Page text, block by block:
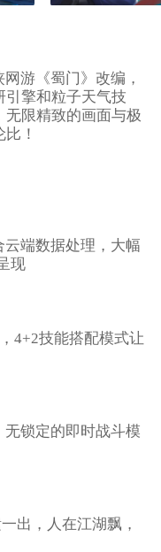
游《蜀门》改编，
擎和粒子天气技
限精致的画面与极
！
端数据处理，大幅
现
4+2技能搭配模式让
锁定的即时战斗模
出，人在江湖飘，